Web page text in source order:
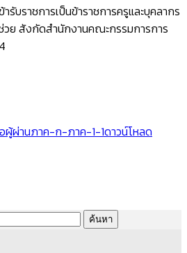
รับราชการเป็นข้าราชการครูและบุคลากร
วย สังกัดสำนักงานคณะกรรมการการ
ผู้ผ่านภาค-ก-ภาค-1-1ดาวน์โหลด